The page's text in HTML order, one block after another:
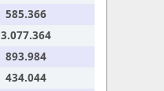
585.366
3.077.364
893.984
434.044